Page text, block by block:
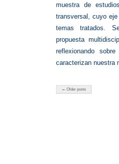
muestra de
transversal, cuyo
temas tratados.
propuesta
reflexionando
caracterizan nuestra
← Older posts